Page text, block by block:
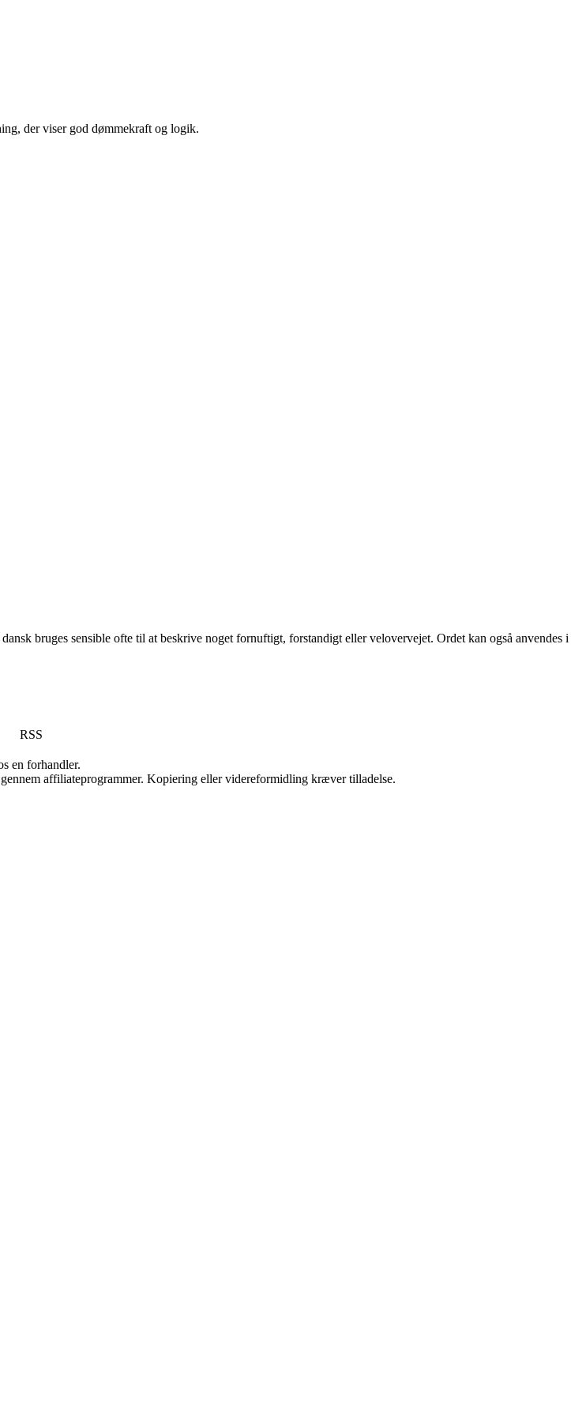
der viser god dømmekraft og logik.
bruges sensible ofte til at beskrive noget fornuftigt, forstandigt eller velovervejet. Ordet kan også anvendes i
RSS
en forhandler.
affiliateprogrammer. Kopiering eller videreformidling kræver tilladelse.